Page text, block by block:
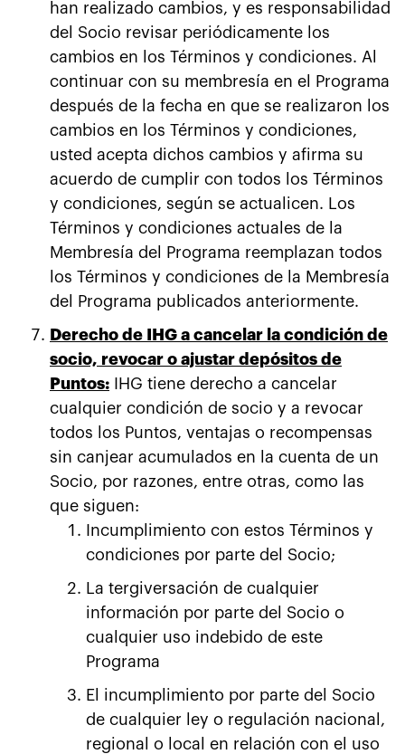
han realizado cambios, y es responsabilidad
del Socio revisar periódicamente los
cambios en los Términos y condiciones. Al
continuar con su membresía en el Programa
después de la fecha en que se realizaron los
cambios en los Términos y condiciones,
usted acepta dichos cambios y afirma su
acuerdo de cumplir con todos los Términos
y condiciones, según se actualicen. Los
Términos y condiciones actuales de la
Membresía del Programa reemplazan todos
los Términos y condiciones de la Membresía
del Programa publicados anteriormente.
Derecho de IHG a cancelar la condición de
socio, revocar o ajustar depósitos de
Puntos: IHG tiene derecho a cancelar
cualquier condición de socio y a revocar
todos los Puntos, ventajas o recompensas
sin canjear acumulados en la cuenta de un
Socio, por razones, entre otras, como las
que siguen:
Incumplimiento con estos Términos y
condiciones por parte del Socio;
La tergiversación de cualquier
información por parte del Socio o
cualquier uso indebido de este
Programa
El incumplimiento por parte del Socio
de cualquier ley o regulación nacional,
regional o local en relación con el uso